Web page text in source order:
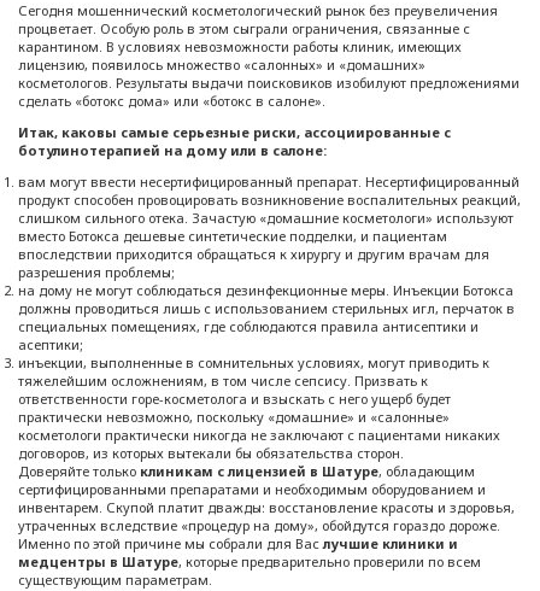
Сегодня мошеннический косметологический рынок без преувеличения
процветает. Особую роль в этом сыграли ограничения, связанные с
карантином. В условиях невозможности работы клиник, имеющих
лицензию, появилось множество «салонных» и «домашних»
косметологов. Результаты выдачи поисковиков изобилуют предложениями
сделать «ботокс дома» или «ботокс в салоне».
Итак, каковы самые серьезные риски, ассоциированные с
ботулинотерапией на дому или в салоне:
вам могут ввести несертифицированный препарат. Несертифицированный
продукт способен провоцировать возникновение воспалительных реакций,
слишком сильного отека. Зачастую «домашние косметологи» используют
вместо Ботокса дешевые синтетические подделки, и пациентам
впоследствии приходится обращаться к хирургу и другим врачам для
разрешения проблемы;
на дому не могут соблюдаться дезинфекционные меры. Инъекции Ботокса
должны проводиться лишь с использованием стерильных игл, перчаток в
специальных помещениях, где соблюдаются правила антисептики и
асептики;
инъекции, выполненные в сомнительных условиях, могут приводить к
тяжелейшим осложнениям, в том числе сепсису. Призвать к
ответственности горе-косметолога и взыскать с него ущерб будет
практически невозможно, поскольку «домашние» и «салонные»
косметологи практически никогда не заключают с пациентами никаких
договоров, из которых вытекали бы обязательства сторон.
Доверяйте только клиникам с лицензией в Шатуре, обладающим
сертифицированными препаратами и необходимым оборудованием и
инвентарем. Скупой платит дважды: восстановление красоты и здоровья,
утраченных вследствие «процедур на дому», обойдутся гораздо дороже.
Именно по этой причине мы собрали для Васлучшие клиники и
медцентры в Шатуре, которые предварительно проверили по всем
существующим параметрам.